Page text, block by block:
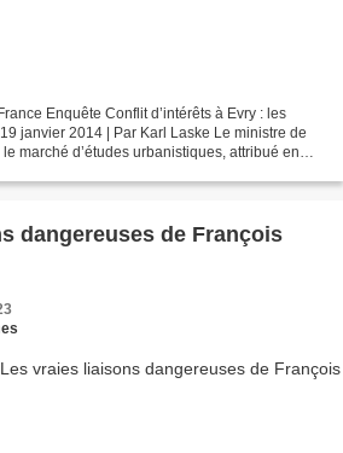
Enquête Conflit d’intérêts à Evry : les
janvier 2014 | Par Karl Laske Le ministre de
marché d’études urbanistiques, attribué en
dangereuses de François